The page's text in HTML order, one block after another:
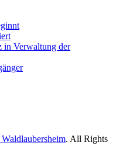
in Verwaltung der
. All Rights